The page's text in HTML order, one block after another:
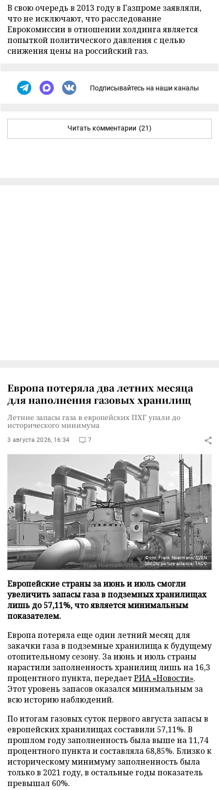
В свою очередь в 2013 году в Газпроме заявляли,
что не исключают, что расследование
Еврокомиссии в отношении холдинга является
попыткой политического давления с целью
снижения цены на российский газ.
Подписывайтесь на наши каналы
Читать комментарии (21)
Европа потеряла два летних месяца
для наполнения газовых хранилищ
Летние запасы газа в европейских ПХГ упали до
исторического минимума
3 августа 2026, 16:34 7
Фото: Frank Hoermann/SVEN
SIMON/picture-alliance/ТАСС
Европейские страны за июнь и июль смогли
увеличить запасы газа в подземных хранилищах
лишь до 57,11%, что является минимальным
показателем.
Европа потеряла еще один летний месяц для
закачки газа в подземные хранилища к будущему
отопительному сезону. За июнь и июль страны
нарастили заполненность хранилищ лишь на 16,3
процентного пункта, передаетРИА «Новости».
Этот уровень запасов оказался минимальным за
всю историю наблюдений.
По итогам газовых суток первого августа запасы в
европейских хранилищах составили 57,11%. В
прошлом году заполненность была выше на 11,74
процентного пункта и составляла 68,85%. Близко к
историческому минимуму заполненность была
только в 2021 году, в остальные годы показатель
превышал 60%.